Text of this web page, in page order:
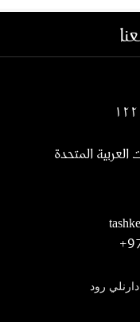
العربية المتحدة
رود